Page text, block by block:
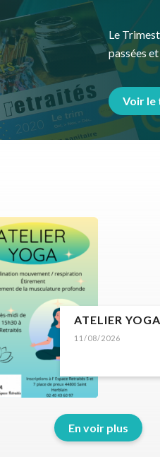
Le
passées
Voir
11/08/2026
ATELIER YOGA
En voir plus